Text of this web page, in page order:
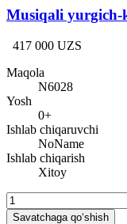
Musiqali
417 000 UZS
Maqola
N6028
Yosh
0+
Ishlab chiqaruvchi
NoName
Ishlab chiqarish
Xitoy
Savatchaga qo‘shish